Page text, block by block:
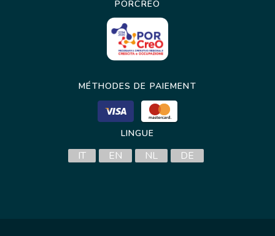
PORCREO
MÉTHODES DE PAIEMENT
LINGUE
IT EN NL DE